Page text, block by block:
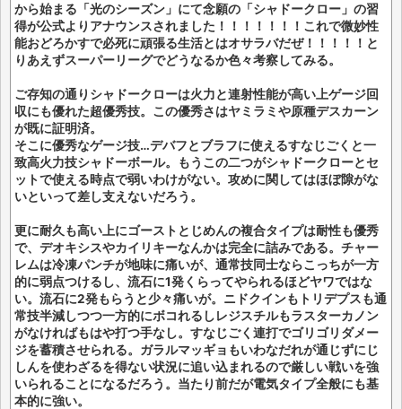
から始まる「光のシーズン」にて念願の「シャドークロー」の習
得が公式よりアナウンスされました！！！！！！！これで微妙性
能おどろかすで必死に頑張る生活とはオサラバだぜ！！！！！と
りあえずスーパーリーグでどうなるか色々考察してみる。
ご存知の通りシャドークローは火力と連射性能が高い上ゲージ回
収にも優れた超優秀技。この優秀さはヤミラミや原種デスカーン
が既に証明済。
そこに優秀なゲージ技…デバフとブラフに使えるすなじごくと一
致高火力技シャドーボール。もうこの二つがシャドークローとセ
ットで使える時点で弱いわけがない。攻めに関してはほぼ隙がな
いといって差し支えないだろう。
更に耐久も高い上にゴーストとじめんの複合タイプは耐性も優秀
で、デオキシスやカイリキーなんかは完全に詰みである。チャー
レムは冷凍パンチが地味に痛いが、通常技同士ならこっちが一方
的に弱点つけるし、流石に1発くらってやられるほどヤワではな
い。流石に2発もらうと少々痛いが。ニドクインもトリデプスも通
常技半減しつつ一方的にボコれるしレジスチルもラスターカノン
がなければもはや打つ手なし。すなじごく連打でゴリゴリダメー
ジを蓄積させられる。ガラルマッギョもいわなだれが通じずにじ
しんを使わざるを得ない状況に追い込まれるので厳しい戦いを強
いられることになるだろう。当たり前だが電気タイプ全般にも基
本的に強い。